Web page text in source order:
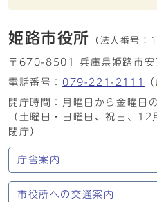
姫路市役所 （法人番号：
〒670-8501 兵庫県姫路市安
電話番号： 079-221-2111
開庁時間：月曜日から金曜日
（土曜日・日曜日、祝日、
閉庁）
庁舎案内
市役所への交通案内